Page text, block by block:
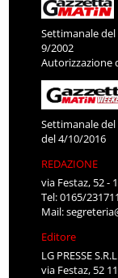
Settimanale
9/2002
Autorizzazione
Settimanale
del 4/10/2016
REDAZIONE
via Festaz, 52 -
Tel: 0165/
Mail:
Editore
LG PRESSE
via Festaz, 52